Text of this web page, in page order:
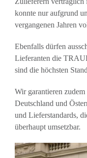
konnte nur aufgrund
vergangenen Jahren
Ebenfalls dürfen
Lieferanten die
sind die höchsten
Wir garantieren
Deutschland und
und Lieferstandards,
überhaupt umsetzbar.